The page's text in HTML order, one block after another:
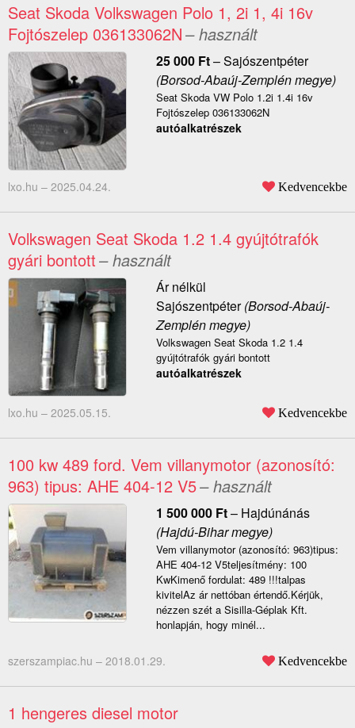
Seat Skoda Volkswagen Polo 1, 2i 1, 4i 16v
Fojtószelep 036133062N– használt
25 000 Ft–Sajószentpéter
(Borsod-Abaúj-Zemplén megye)
Seat Skoda VW Polo 1.2i 1.4i 16v
Fojtószelep 036133062N
autóalkatrészek
lxo.hu – 2025.04.24. Kedvencekbe
Volkswagen Seat Skoda 1.2 1.4 gyújtótrafók
gyári bontott– használt
Ár nélkül
Sajószentpéter(Borsod-Abaúj-
Zemplén megye)
Volkswagen Seat Skoda 1.2 1.4
gyújtótrafók gyári bontott
autóalkatrészek
lxo.hu – 2025.05.15. Kedvencekbe
100 kw 489 ford. Vem villanymotor (azonosító:
963) tipus: AHE 404-12 V5– használt
1 500 000 Ft– Hajdúnánás
(Hajdú-Bihar megye)
Vem villanymotor (azonosító: 963)tipus:
AHE 404-12 V5teljesítmény: 100
KwKimenő fordulat: 489 !!!talpas
kivitelAz ár nettóban értendő.Kérjük,
nézzen szét a Sisilla-Géplak Kft.
honlapján, hogy minél...
szerszampiac.hu – 2018.01.29. Kedvencekbe
1 hengeres diesel motor